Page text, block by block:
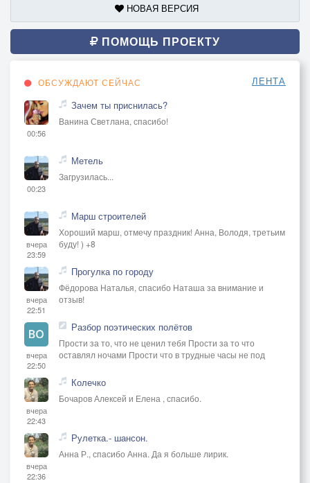
НОВАЯ ВЕРСИЯ
ПОМОЩЬ ПРОЕКТУ
ОБСУЖДАЮТ СЕЙЧАС ЛЕНТА
00:56
Зачем ты приснилась?
Ванина Светлана, спасибо!
00:23
Метель
Загрузилась...
вчера
23:59
Марш строителей
Хороший марш, отмечу праздник! Анна, Володя, третьим
буду! ) +8
вчера
22:51
Прогулка по городу
Фёдорова Наталья, спасибо Наташа за внимание и
отзыв!
вчера
22:50
Разбор поэтических полётов
Прости за то, что не ценил тебя Прости за то что
оставлял ночами Прости что в трудные часы не под
вчера
22:43
Колечко
Бочаров Алексей и Елена , спасибо.
вчера
22:36
Рулетка.- шансон.
Анна Р., спасибо Анна. Да я больше лирик.